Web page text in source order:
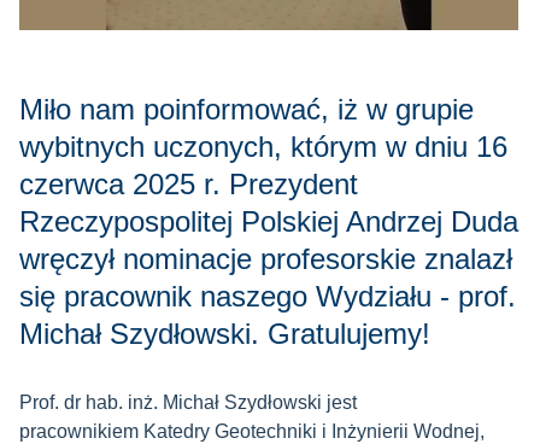
Miło nam poinformować, iż w grupie
wybitnych uczonych, którym w dniu 16
czerwca 2025 r. Prezydent
Rzeczypospolitej Polskiej Andrzej Duda
wręczył nominacje profesorskie znalazł
się pracownik naszego Wydziału - prof.
Michał Szydłowski. Gratulujemy!
Prof. dr hab. inż. Michał Szydłowski jest
pracownikiem Katedry Geotechniki i Inżynierii Wodnej,